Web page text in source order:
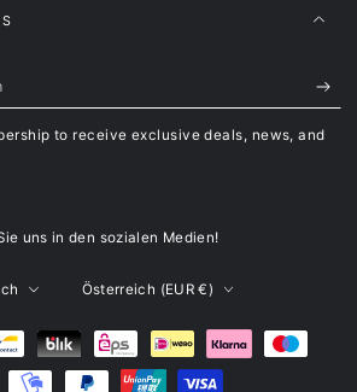
to receive exclusive deals, news, and
uns in den sozialen Medien!
Österreich (EUR €)